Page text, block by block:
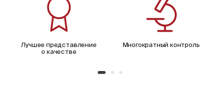
Лучшее представление
о качестве
Многократный контроль